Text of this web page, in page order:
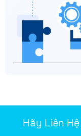
Hãy Liên